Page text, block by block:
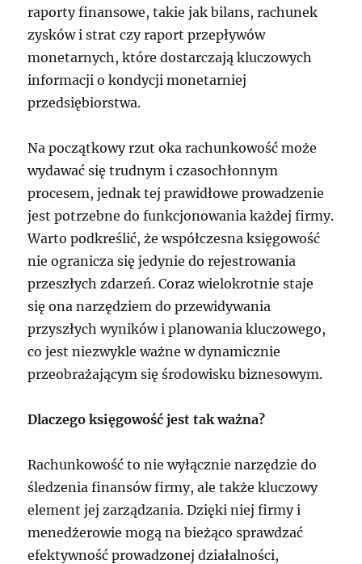
raporty finansowe, takie jak bilans, rachunek
zysków i strat czy raport przepływów
monetarnych, które dostarczają kluczowych
informacji o kondycji monetarniej
przedsiębiorstwa.
Na początkowy rzut oka rachunkowość może
wydawać się trudnym i czasochłonnym
procesem, jednak tej prawidłowe prowadzenie
jest potrzebne do funkcjonowania każdej firmy.
Warto podkreślić, że współczesna księgowość
nie ogranicza się jedynie do rejestrowania
przeszłych zdarzeń. Coraz wielokrotnie staje
się ona narzędziem do przewidywania
przyszłych wyników i planowania kluczowego,
co jest niezwykle ważne w dynamicznie
przeobrażającym się środowisku biznesowym.
Dlaczego księgowość jest tak ważna?
Rachunkowość to nie wyłącznie narzędzie do
śledzenia finansów firmy, ale także kluczowy
element jej zarządzania. Dzięki niej firmy i
menedżerowie mogą na bieżąco sprawdzać
efektywność prowadzonej działalności,